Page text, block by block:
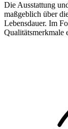
Die Ausstattung
maßgeblich über
Lebensdauer. Im
Qualitätsmerkmale